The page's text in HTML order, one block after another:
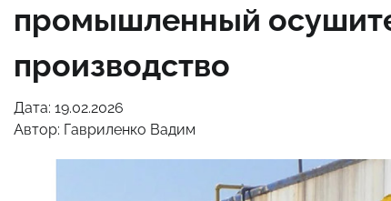
промышленный
производство
Дата: 19.02.2026
Автор: Гавриленко Вадим